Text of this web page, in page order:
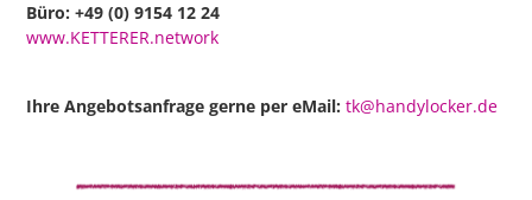
Büro: +49 (0) 9154 12 24
www.KETTERER.network
Ihre Angebotsanfrage gerne per eMail:tk@handylocker.de